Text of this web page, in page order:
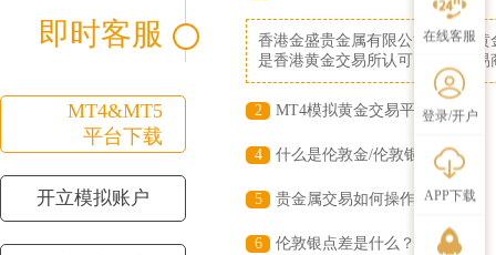
在线客服
登录/开户
APP下载
即时客服
MT4&MT5
平台下载
开立模拟账户
香港金盛贵金属有限公司为香港
是香港黄金交易所认可的电子交易
2 MT4模拟黄金交易平台
4 什么是伦敦金/伦敦银
5 贵金属交易如何操作
6 伦敦银点差是什么？